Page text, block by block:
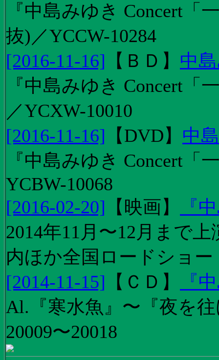
『中島みゆき Concert
抜)／YCCW-10284
[2016-11-16] 【 ＢＤ 】 中
『中島みゆき Concert
／YCXW-10010
[2016-11-16] 【DVD】 中
『中島みゆき Concert
YCBW-10068
[2016-02-20] 【 映画】
『
2014年11月〜12月まで
内ほか全国ロードショー
[2014-11-15] 【 ＣＤ 】
『
Al.『寒水魚』〜『夜を
20009〜20018